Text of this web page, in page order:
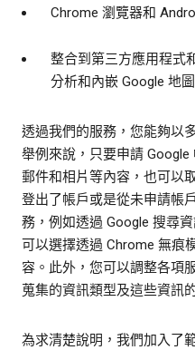
Chrome 瀏覽器和
整合到第三方應用程式
分析和內嵌 Google 地圖
透過我們的服務，您能夠以
舉例來說，只要申請
郵件和相片等內容，也可以
登出了帳戶或是從未申請帳
務，例如透過 Google 搜尋
可以選擇透過 Chrome 無痕
容。此外，您可以調整各項
蒐集的資訊類型及這些資訊
為求清楚說明，我們加入了